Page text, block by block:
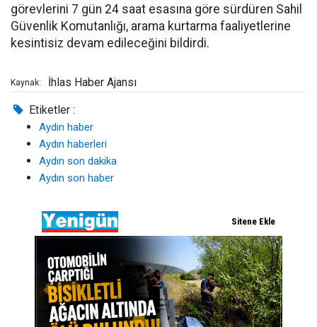
görevlerini 7 gün 24 saat esasına göre sürdüren Sahil
Güvenlik Komutanlığı, arama kurtarma faaliyetlerine
kesintisiz devam edileceğini bildirdi.
Kaynak: İhlas Haber Ajansı
Etiketler :
Aydın haber
Aydın haberleri
Aydın son dakika
Aydın son haber